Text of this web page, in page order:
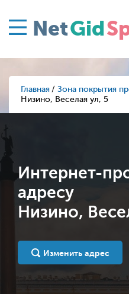
NetGid
Главная
Зона покрытия
Низино, Веселая ул, 5
Интернет-
адресу
Низино,
Изменить адрес